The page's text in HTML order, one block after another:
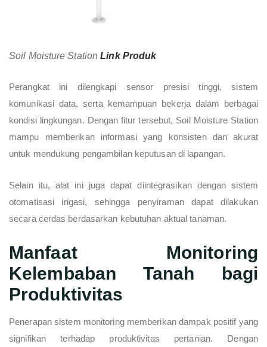
Soil Moisture StationLink Produk
Perangkat ini dilengkapi sensor presisi tinggi, sistem
komunikasi data, serta kemampuan bekerja dalam berbagai
kondisi lingkungan. Dengan fitur tersebut, Soil Moisture Station
mampu memberikan informasi yang konsisten dan akurat
untuk mendukung pengambilan keputusan di lapangan.
Selain itu, alat ini juga dapat diintegrasikan dengan sistem
otomatisasi irigasi, sehingga penyiraman dapat dilakukan
secara cerdas berdasarkan kebutuhan aktual tanaman.
Manfaat Monitoring
Kelembaban Tanah bagi
Produktivitas
Penerapan sistem monitoring memberikan dampak positif yang
signifikan terhadap produktivitas pertanian. Dengan